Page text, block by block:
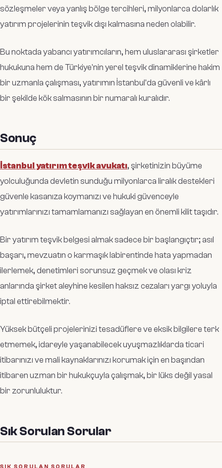
sözleşmeler veya yanlış bölge tercihleri, milyonlarca dolarlık
yatırım projelerinin teşvik dışı kalmasına neden olabilir.
Bu noktada yabancı yatırımcıların, hem uluslararası şirketler
hukukuna hem de Türkiye'nin yerel teşvik dinamiklerine hakim
bir uzmanla çalışması, yatırımın İstanbul'da güvenli ve kârlı
bir şekilde kök salmasının bir numaralı kuralıdır.
Sonuç
İstanbul yatırım teşvik avukatı, şirketinizin büyüme
yolculuğunda devletin sunduğu milyonlarca liralık destekleri
güvenle kasanıza koymanızı ve hukuki güvenceyle
yatırımlarınızı tamamlamanızı sağlayan en önemli kilit taşıdır.
Bir yatırım teşvik belgesi almak sadece bir başlangıçtır; asıl
başarı, mevzuatın o karmaşık labirentinde hata yapmadan
ilerlemek, denetimleri sorunsuz geçmek ve olası kriz
anlarında şirket aleyhine kesilen haksız cezaları yargı yoluyla
iptal ettirebilmektir.
Yüksek bütçeli projelerinizi tesadüflere ve eksik bilgilere terk
etmemek, idareyle yaşanabilecek uyuşmazlıklarda ticari
itibarınızı ve mali kaynaklarınızı korumak için en başından
itibaren uzman bir hukukçuyla çalışmak, bir lüks değil yasal
bir zorunluluktur.
Sık Sorulan Sorular